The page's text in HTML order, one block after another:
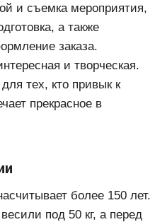
и съемка мероприятия,
а также
заказа.
и творческая.
тех, кто привык к
прекрасное в
более 150 лет.
под 50 кг, а перед